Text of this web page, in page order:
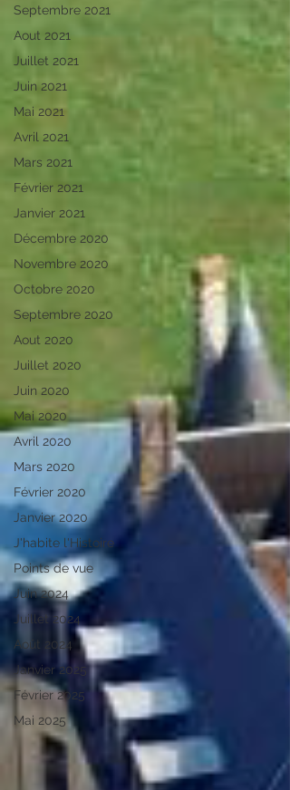
Septembre 2021
Aout 2021
Juillet 2021
Juin 2021
Mai 2021
Avril 2021
Mars 2021
Février 2021
Janvier 2021
Décembre 2020
Novembre 2020
Octobre 2020
Septembre 2020
Aout 2020
Juillet 2020
Juin 2020
Mai 2020
Avril 2020
Mars 2020
Février 2020
Janvier 2020
J'habite l'Histoire
Points de vue
Juin 2024
Juillet 2024
Août 2024
Janvier 2025
Février 2025
Mai 2025